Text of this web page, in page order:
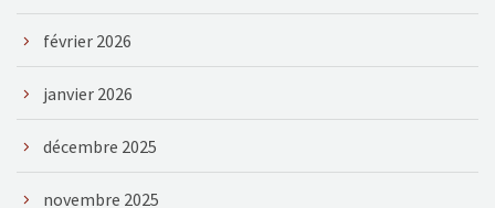
février 2026
janvier 2026
décembre 2025
novembre 2025